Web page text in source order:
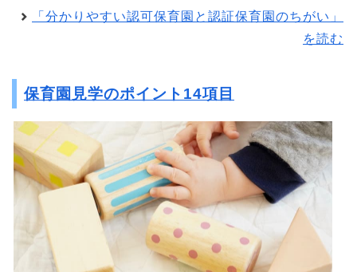
「分かりやすい認可保育園と認証保育園のちがい」
を読む
保育園見学のポイント14項目